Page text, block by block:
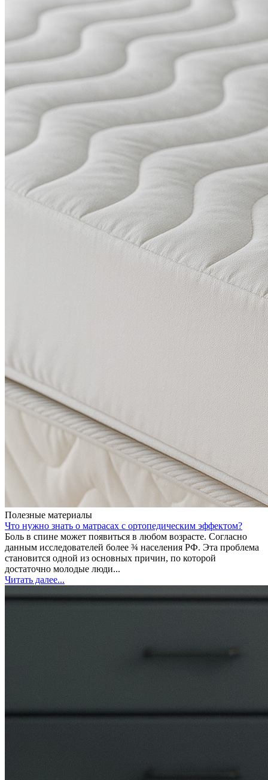
Полезные материалы
Что нужно знать о матрасах с ортопедическим эффектом?
Боль в спине может появиться в любом возрасте. Согласно
данным исследователей более ¾ населения РФ. Эта проблема
становится одной из основных причин, по которой
достаточно молодые люди...
Читать далее...